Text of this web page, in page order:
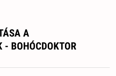
A
- BOHÓCDOKTOR